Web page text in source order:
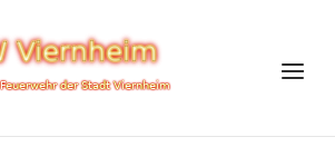
Menu